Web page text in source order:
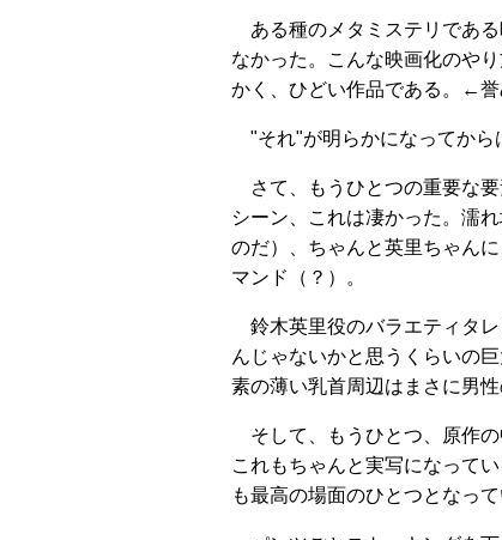
ある種のメタミステリであ
なかった。こんな映画化のやり
かく、ひどい作品である。←誉
"それ"が明らかになってから
さて、もうひとつの重要な
シーン、これは凄かった。濡
のだ）、ちゃんと英里ちゃん
マンド（？）。
鈴木英里役のバラエティタレ
んじゃないかと思うくらいの
素の薄い乳首周辺はまさに男
そして、もうひとつ、原作
これもちゃんと実写になって
も最高の場面のひとつとなって